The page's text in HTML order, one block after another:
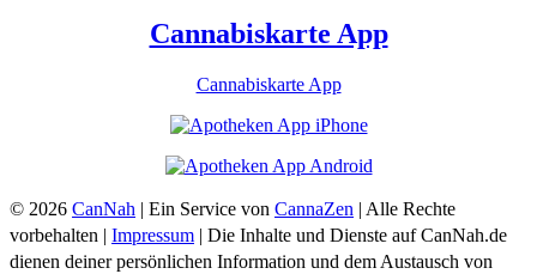
Cannabiskarte App
Cannabiskarte App
© 2026 CanNah | Ein Service von CannaZen | Alle Rechte
vorbehalten | Impressum | Die Inhalte und Dienste auf CanNah.de
dienen deiner persönlichen Information und dem Austausch von